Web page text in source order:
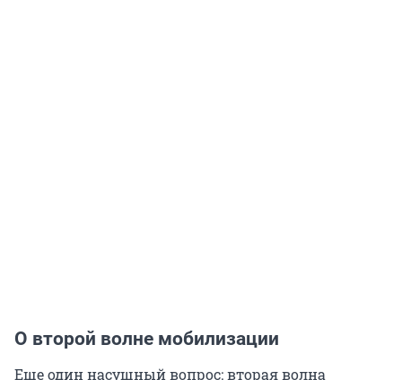
О второй волне мобилизации
Еще один насущный вопрос: вторая волна